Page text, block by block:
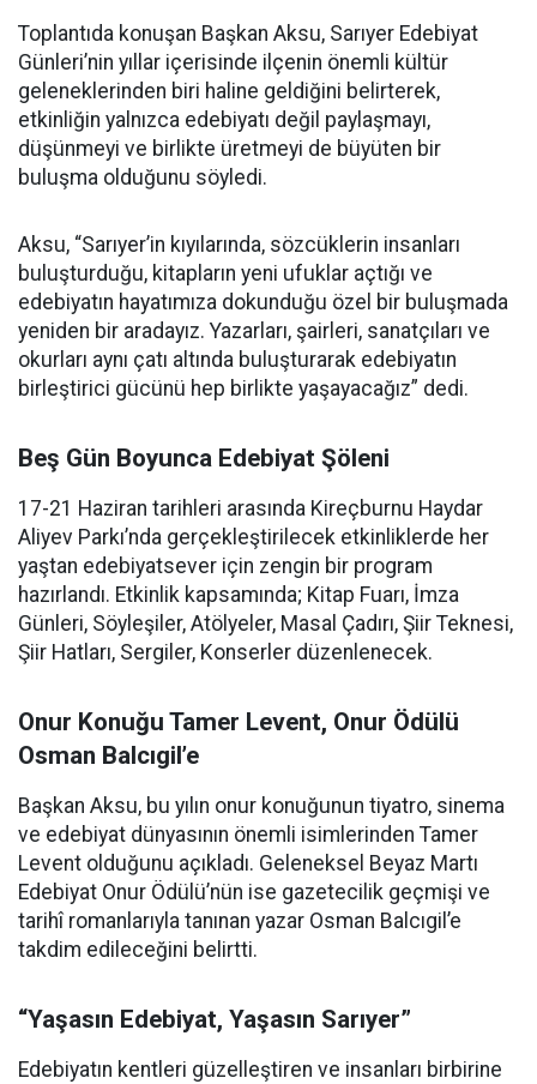
Toplantıda konuşan Başkan Aksu, Sarıyer Edebiyat
Günleri’nin yıllar içerisinde ilçenin önemli kültür
geleneklerinden biri haline geldiğini belirterek,
etkinliğin yalnızca edebiyatı değil paylaşmayı,
düşünmeyi ve birlikte üretmeyi de büyüten bir
buluşma olduğunu söyledi.
Aksu, “Sarıyer’in kıyılarında, sözcüklerin insanları
buluşturduğu, kitapların yeni ufuklar açtığı ve
edebiyatın hayatımıza dokunduğu özel bir buluşmada
yeniden bir aradayız. Yazarları, şairleri, sanatçıları ve
okurları aynı çatı altında buluşturarak edebiyatın
birleştirici gücünü hep birlikte yaşayacağız” dedi.
Beş Gün Boyunca Edebiyat Şöleni
17-21 Haziran tarihleri arasında Kireçburnu Haydar
Aliyev Parkı’nda gerçekleştirilecek etkinliklerde her
yaştan edebiyatsever için zengin bir program
hazırlandı. Etkinlik kapsamında; Kitap Fuarı, İmza
Günleri, Söyleşiler, Atölyeler, Masal Çadırı, Şiir Teknesi,
Şiir Hatları, Sergiler, Konserler düzenlenecek.
Onur Konuğu Tamer Levent, Onur Ödülü
Osman Balcıgil’e
Başkan Aksu, bu yılın onur konuğunun tiyatro, sinema
ve edebiyat dünyasının önemli isimlerinden Tamer
Levent olduğunu açıkladı. Geleneksel Beyaz Martı
Edebiyat Onur Ödülü’nün ise gazetecilik geçmişi ve
tarihî romanlarıyla tanınan yazar Osman Balcıgil’e
takdim edileceğini belirtti.
“Yaşasın Edebiyat, Yaşasın Sarıyer”
Edebiyatın kentleri güzelleştiren ve insanları birbirine